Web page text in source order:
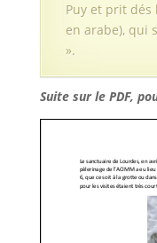
Puy et prit dés
en arabe), qui
».
Suite sur le PDF,